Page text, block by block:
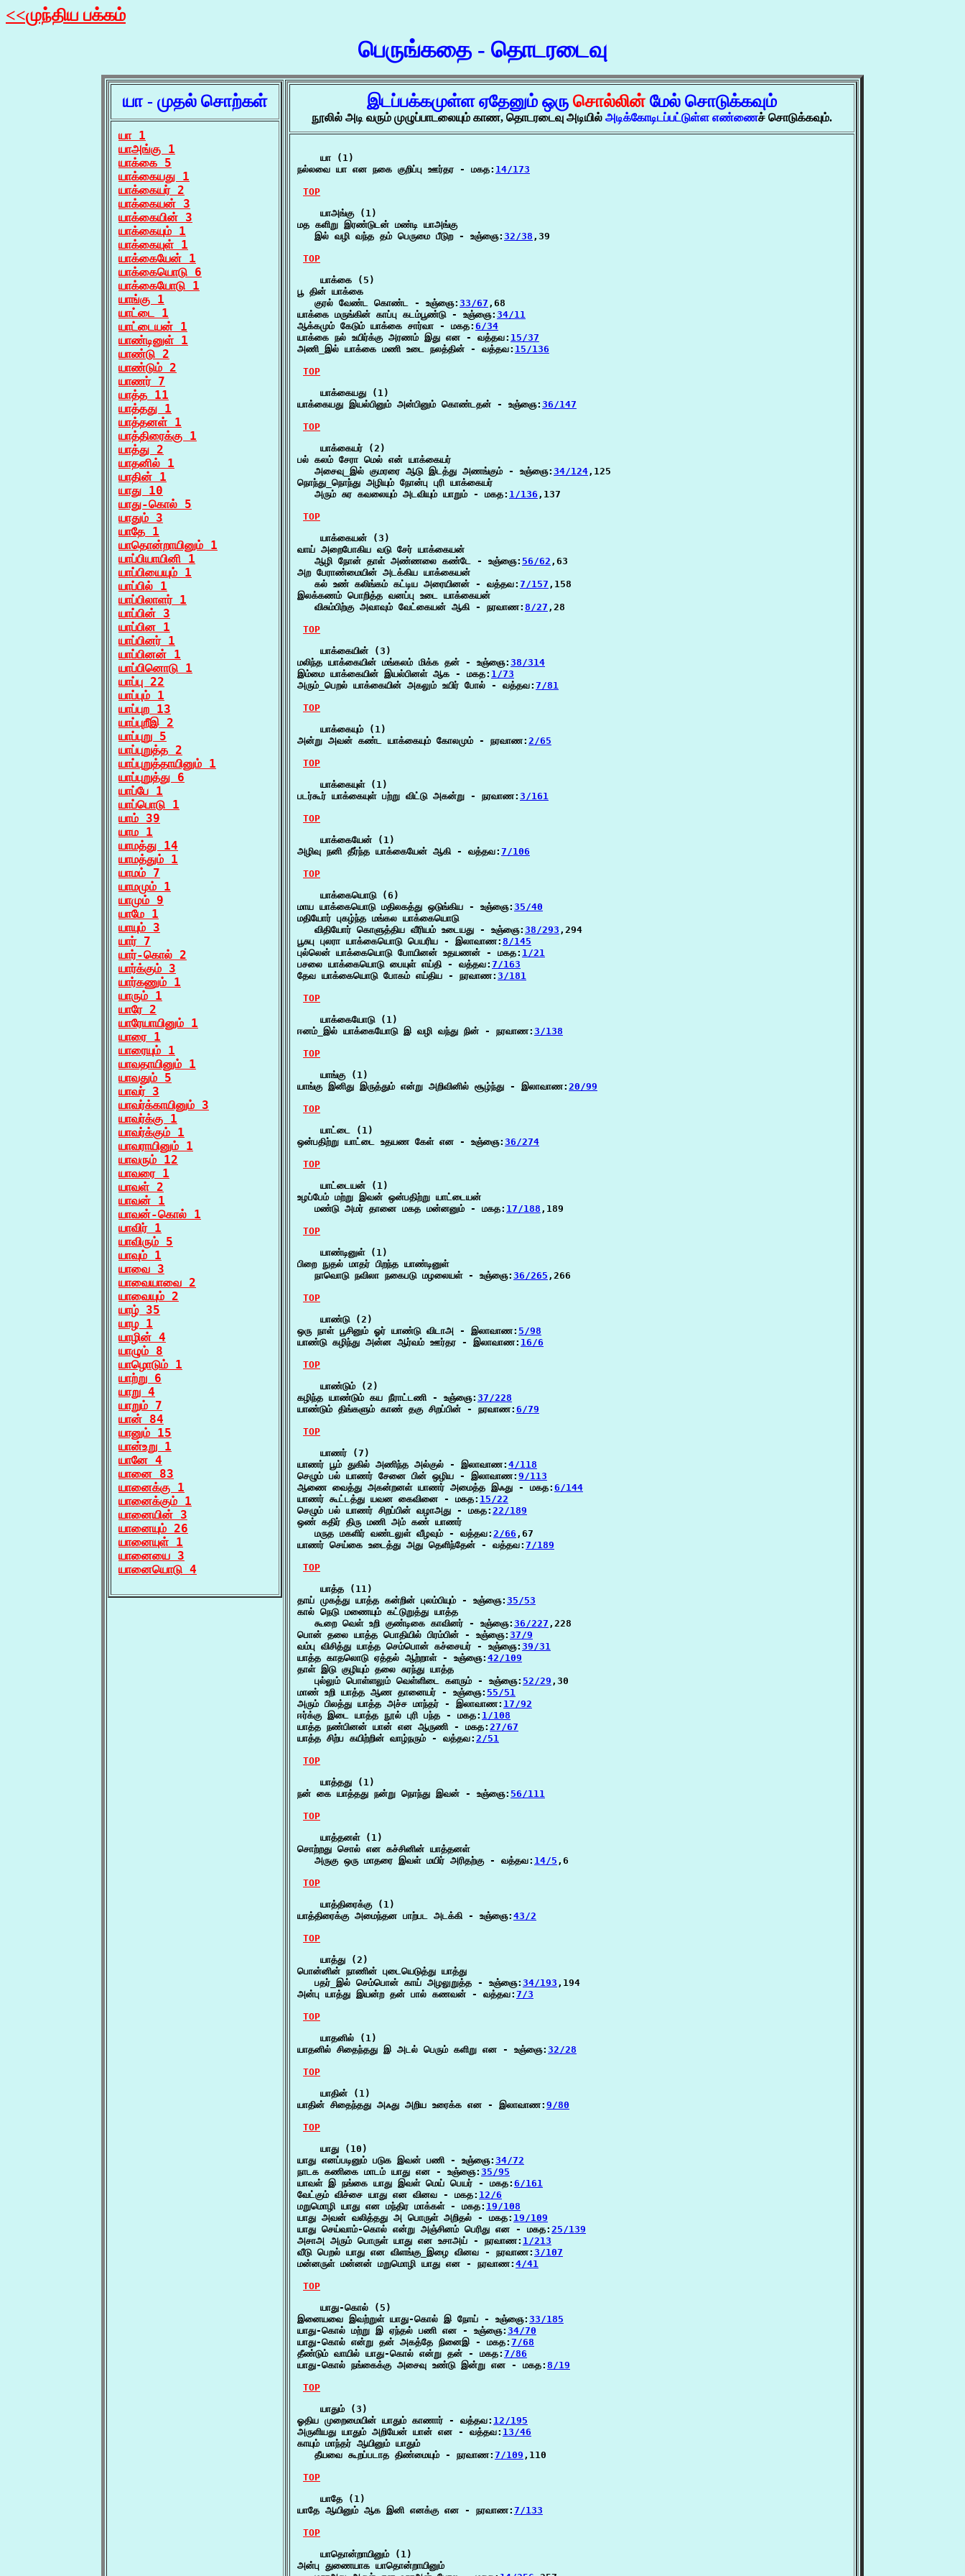
<<முந்திய பக்கம்
பெருங்கதை - தொடரடைவு
யா - முதல் சொற்கள்
யா 1
யாஅங்கு 1
யாக்கை 5
யாக்கையது 1
யாக்கையர் 2
யாக்கையன் 3
யாக்கையின் 3
யாக்கையும் 1
யாக்கையுள் 1
யாக்கையேன் 1
யாக்கையொடு 6
யாக்கையோடு 1
யாங்கு 1
யாட்டை 1
யாட்டையன் 1
யாண்டினுள் 1
யாண்டு 2
யாண்டும் 2
யாணர் 7
யாத்த 11
யாத்தது 1
யாத்தனள் 1
யாத்திரைக்கு 1
யாத்து 2
யாதனில் 1
யாதின் 1
யாது 10
யாது-கொல் 5
யாதும் 3
யாதே 1
யாதொன்றாயினும் 1
யாப்பியாயினி 1
யாப்பியையும் 1
யாப்பில் 1
யாப்பிலாளர் 1
யாப்பின் 3
யாப்பின 1
யாப்பினர் 1
யாப்பினன் 1
யாப்பினொடு 1
யாப்பு 22
யாப்பும் 1
யாப்புற 13
யாப்புறீஇ 2
யாப்புறு 5
யாப்புறுத்த 2
யாப்புறுத்தாயினும் 1
யாப்புறுத்து 6
யாப்பே 1
யாப்பொடு 1
யாம் 39
யாம 1
யாமத்து 14
யாமத்தும் 1
யாமம் 7
யாமமும் 1
யாமும் 9
யாமே 1
யாயும் 3
யார் 7
யார்-கொல் 2
யார்க்கும் 3
யார்கணும் 1
யாரும் 1
யாரே 2
யாரேயாயினும் 1
யாரை 1
யாரையும் 1
யாவதாயினும் 1
யாவதும் 5
யாவர் 3
யாவர்க்காயினும் 3
யாவர்க்கு 1
யாவர்க்கும் 1
யாவராயினும் 1
யாவரும் 12
யாவரை 1
யாவள் 2
யாவன் 1
யாவன்-கொல் 1
யாவிர் 1
யாவிரும் 5
யாவும் 1
யாவை 3
யாவையாவை 2
யாவையும் 2
யாழ் 35
யாழ 1
யாழின் 4
யாழும் 8
யாழொடும் 1
யாற்று 6
யாறு 4
யாறும் 7
யான் 84
யானும் 15
யான்உறு 1
யானே 4
யானை 83
யானைக்கு 1
யானைக்கும் 1
யானையின் 3
யானையும் 26
யானையுள் 1
யானையை 3
யானையொடு 4
இடப்பக்கமுள்ள ஏதேனும் ஒரு சொல்லின்மேல் சொடுக்கவும்
நூலில் அடி வரும் முழுப்பாடலையும் காண, தொடரடைவு அடியில் அடிக்கோடிடப்பட்டுள்ள எண்ணைச் சொடுக்கவும்.
    யா (1)
நல்லவை யா என நகை குறிப்பு ஊர்தர - மகத: 14/173
TOP
    யாஅங்கு (1)
மத களிறு இரண்டுடன் மண்டி யாஅங்கு
   இல் வழி வந்த தம் பெருமை பீடுற - உஞ்ஞை:
32/38 ,39
TOP
    யாக்கை (5)
பூ தின் யாக்கை
   குரல் வேண்ட கொண்ட - உஞ்ஞை:
33/67 ,68
யாக்கை மருங்கின் காப்பு கடம்பூண்டு - உஞ்ஞை: 34/11
ஆக்கமும் கேடும் யாக்கை சார்வா - மகத: 6/34
யாக்கை நல் உயிர்க்கு அரணம் இது என - வத்தவ: 15/37
அணி_இல் யாக்கை மணி உடை நலத்தின் - வத்தவ: 15/136
TOP
    யாக்கையது (1)
யாக்கையது இயல்பினும் அன்பினும் கொண்டதன் - உஞ்ஞை: 36/147
TOP
    யாக்கையர் (2)
பல் கலம் சேரா மெல் என் யாக்கையர்
   அசைவு_இல் குமரரை ஆடு இடத்து அணங்கும் - உஞ்ஞை:
34/124,125
நொந்து_நொந்து அழியும் நோன்பு புரி யாக்கையர்
   அரும் சுர கவலையும் அடவியும் யாறும் - மகத:
1/136 ,137
TOP
    யாக்கையன் (3)
வாய் அறைபோகிய வடு சேர் யாக்கையன்
   ஆழி நோன் தாள் அண்ணலை கண்டே - உஞ்ஞை:
56/62 ,63
அற பேராண்மையின் அடக்கிய யாக்கையன்
   கல் உண் கலிங்கம் கட்டிய அரையினன் - வத்தவ:
7/157 ,158
இலக்கணம் பொறித்த வனப்பு உடை யாக்கையன்
   விசும்பிற்கு அவாவும் வேட்கையன் ஆகி - நரவாண:
8/27 ,28
TOP
    யாக்கையின் (3)
மலிந்த யாக்கையின் மங்கலம் மிக்க தன் - உஞ்ஞை: 38/314
இம்மை யாக்கையின் இயல்பினள் ஆக - மகத: 1/73
அரும்_பெறல் யாக்கையின் அகலும் உயிர் போல் - வத்தவ: 7/81
TOP
    யாக்கையும் (1)
அன்று அவன் கண்ட யாக்கையும் கோலமும் - நரவாண: 2/65
TOP
    யாக்கையுள் (1)
படர்கூர் யாக்கையுள் பற்று விட்டு அகன்று - நரவாண: 3/161
TOP
    யாக்கையேன் (1)
அழிவு நனி தீர்ந்த யாக்கையேன் ஆகி - வத்தவ: 7/106
TOP
    யாக்கையொடு (6)
மாய யாக்கையொடு மதிலகத்து ஒடுங்கிய - உஞ்ஞை: 35/40
மதியோர் புகழ்ந்த மங்கல யாக்கையொடு
   விதியோர் கொளுத்திய வீரியம் உடையது - உஞ்ஞை:
38/293 ,294
பூசுபு புலரா யாக்கையொடு பெயரிய - இலாவாண: 8/145
புல்லென் யாக்கையொடு போயினன் உதயணன் - மகத: 1/21
பசலை யாக்கையொடு பையுள் எய்தி - வத்தவ: 7/163
தேவ யாக்கையொடு போகம் எய்திய - நரவாண: 3/181
TOP
    யாக்கையோடு (1)
ஈனம்_இல் யாக்கையோடு இ வழி வந்து நின் - நரவாண: 3/138
TOP
    யாங்கு (1)
யாங்கு இனிது இருத்தும் என்று அறிவினில் சூழ்ந்து - இலாவாண: 20/99
TOP
    யாட்டை (1)
ஒன்பதிற்று யாட்டை உதயண கேள் என - உஞ்ஞை: 36/274
TOP
    யாட்டையன் (1)
உழப்பேம் மற்று இவன் ஒன்பதிற்று யாட்டையன்
   மண்டு அமர் தானை மகத மன்னனும் - மகத:
17/188 ,189
TOP
    யாண்டினுள் (1)
பிறை நுதல் மாதர் பிறந்த யாண்டினுள்
   நாவொடு நவிலா நகைபடு மழலையள் - உஞ்ஞை:
36/265 ,266
TOP
    யாண்டு (2)
ஒரு நாள் பூசினும் ஓர் யாண்டு விடாஅ - இலாவாண: 5/98
யாண்டு கழிந்து அன்ன ஆர்வம் ஊர்தர - இலாவாண: 16/6
TOP
    யாண்டும் (2)
கழிந்த யாண்டும் கய நீராட்டணி - உஞ்ஞை: 37/228
யாண்டும் திங்களும் காண் தகு சிறப்பின் - நரவாண: 6/79
TOP
    யாணர் (7)
யாணர் பூம் துகில் அணிந்த அல்குல் - இலாவாண: 4/118
செழும் பல் யாணர் சேனை பின் ஒழிய - இலாவாண: 9/113
ஆணை வைத்து அகன்றனள் யாணர் அமைத்த இஃது - மகத: 6/144
யாணர் கூட்டத்து யவன கைவினை - மகத: 15/22
செழும் பல் யாணர் சிறப்பின் வழாஅது - மகத: 22/189
ஒண் கதிர் திரு மணி அம் கண் யாணர்
   மருத மகளிர் வண்டலுள் வீழவும் - வத்தவ:
2/66 ,67
யாணர் செய்கை உடைத்து அது தெளிந்தேன் - வத்தவ: 7/189
TOP
    யாத்த (11)
தாய் முகத்து யாத்த கன்றின் புலம்பியும் - உஞ்ஞை: 35/53
கால் நெடு மணையும் கட்டுறுத்து யாத்த
   கூறை வெள் உறி குண்டிகை காவினர் - உஞ்ஞை:
36/227 ,228
பொன் தலை யாத்த பொதியில் பிரம்பின் - உஞ்ஞை: 37/9
வம்பு விசித்து யாத்த செம்பொன் கச்சையர் - உஞ்ஞை: 39/31
யாத்த காதலொடு ஏத்தல் ஆற்றாள் - உஞ்ஞை: 42/109
தாள் இடு குழியும் தலை சுரந்து யாத்த
   புல்லும் பொள்ளலும் வெள்ளிடை களரும் - உஞ்ஞை:
52/29 ,30
மாண் உறி யாத்த ஆண தானையர் - உஞ்ஞை: 55/51
அரும் பிலத்து யாத்த அச்ச மாந்தர் - இலாவாண: 17/92
ஈர்க்கு இடை யாத்த நூல் புரி பந்த - மகத: 1/108
யாத்த நண்பினன் யான் என ஆருணி - மகத: 27/67
யாத்த சிற்ப கயிற்றின் வாழ்நரும் - வத்தவ: 2/51
TOP
    யாத்தது (1)
நன் கை யாத்தது நன்று நொந்து இவன் - உஞ்ஞை: 56/111
TOP
    யாத்தனள் (1)
சொற்றது சொல் என கச்சினின் யாத்தனள்
   அருகு ஒரு மாதரை இவள் மயிர் அரிதற்கு - வத்தவ:
14/5 ,6
TOP
    யாத்திரைக்கு (1)
யாத்திரைக்கு அமைந்தன பாற்பட அடக்கி - உஞ்ஞை: 43/2
TOP
    யாத்து (2)
பொன்னின் நாணின் புடையெடுத்து யாத்து
   பதர்_இல் செம்பொன் காய் அழலுறுத்த - உஞ்ஞை:
34/193 ,194
அன்பு யாத்து இயன்ற தன் பால் கணவன் - வத்தவ: 7/3
TOP
    யாதனில் (1)
யாதனில் சிதைந்தது இ அடல் பெரும் களிறு என - உஞ்ஞை: 32/28
TOP
    யாதின் (1)
யாதின் சிதைந்தது அஃது அறிய உரைக்க என - இலாவாண: 9/80
TOP
    யாது (10)
யாது எனப்படினும் படுக இவன் பணி - உஞ்ஞை: 34/72
நாடக கணிகை மாடம் யாது என - உஞ்ஞை: 35/95
யாவள் இ நங்கை யாது இவள் மெய் பெயர் - மகத: 6/161
வேட்கும் விச்சை யாது என வினவ - மகத: 12/6
மறுமொழி யாது என மந்திர மாக்கள் - மகத: 19/108
யாது அவன் வலித்தது அ பொருள் அறிதல் - மகத: 19/109
யாது செய்வாம்-கொல் என்று அஞ்சினம் பெரிது என - மகத: 25/139
அசாஅ அரும் பொருள் யாது என உசாஅய் - நரவாண: 1/213
வீடு பெறல் யாது என விளங்கு_இழை வினவ - நரவாண: 3/107
மன்னருள் மன்னன் மறுமொழி யாது என - நரவாண: 4/41
TOP
    யாது-கொல் (5)
இனையவை இவற்றுள் யாது-கொல் இ நோய் - உஞ்ஞை: 33/185
யாது-கொல் மற்று இ ஏந்தல் பணி என - உஞ்ஞை: 34/70
யாது-கொல் என்று தன் அகத்தே நினைஇ - மகத: 7/68
தீண்டும் வாயில் யாது-கொல் என்று தன் - மகத: 7/86
யாது-கொல் நங்கைக்கு அசைவு உண்டு இன்று என - மகத: 8/19
TOP
    யாதும் (3)
ஓதிய முறைமையின் யாதும் காணார் - வத்தவ: 12/195
அருளியது யாதும் அறியேன் யான் என - வத்தவ: 13/46
காயும் மாந்தர் ஆயினும் யாதும்
   தீயவை கூறப்படாத திண்மையும் - நரவாண:
7/109 ,110
TOP
    யாதே (1)
யாதே ஆயினும் ஆக இனி எனக்கு என - நரவாண: 7/133
TOP
    யாதொன்றாயினும் (1)
அன்பு துணையாக யாதொன்றாயினும்